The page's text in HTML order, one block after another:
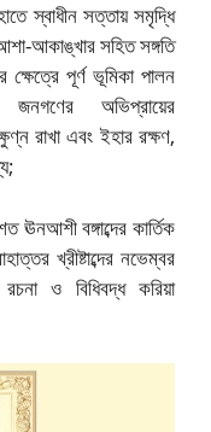
স্বাধীন সত্তায় সমৃদ্ধি
আকাঙ্খার সহিত সঙ্গতি
ক্ষেত্রে পূর্ণ ভূমিকা পালন
অভিপ্রায়ের
রাখা এবং ইহার রক্ষণ,
বঙ্গাব্দের কার্তিক
খ্রীষ্টাব্দের নভেম্বর
ও বিধিবদ্ধ করিয়া